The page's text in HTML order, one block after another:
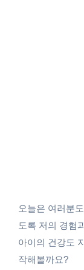
오늘은 여러분
도록 저의 경험
아이의 건강도
작해볼까요?